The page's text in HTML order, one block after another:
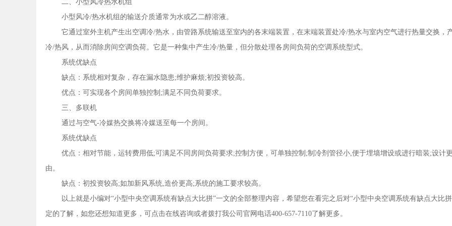
小型风冷/热水机组的输送介质通常为水或乙二醇溶液。
它通过室外主机产生出空调冷/热水，由管路系统输送至室内的各末端装置，在末端装置处冷/热水与室内空气进行热量交换，
冷/热风，从而消除房间空调负荷。它是一种集中产生冷/热量，但分散处理各房间负荷的空调系统型式。
系统优缺点
缺点：系统相对复杂，存在漏水隐患;维护麻烦;初投资较高。
优点：可实现各个房间单独控制;满足不同负荷要求。
三、多联机
通过与空气-冷媒热交换将冷媒送至每一个房间。
系统优缺点
优点：相对节能，运转费用低;可满足不同房间负荷要求;控制方便，可单独控制;制冷剂管径小,便于埋墙增设或进行暗装;设计
由。
缺点：初投资较高;如加新风系统,造价更高;系统的施工要求较高。
以上就是小编对“小型中央空调系统有缺点大比拼”一文的全部整理内容，希望您在看完之后对“小型中央空调系统有缺点大比
定的了解，如您还想知道更多，可点击在线咨询或者拨打我公司官网电话400-657-7110了解更多。